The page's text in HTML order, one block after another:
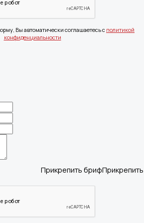
Вы автоматически соглашаетесь с политикой
конфиденциальности
Прикрепить бриф